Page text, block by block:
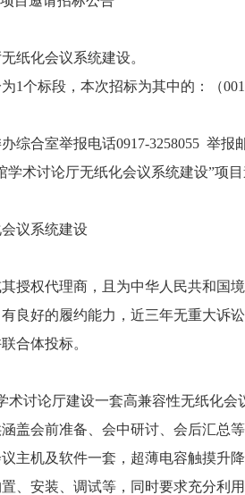
纸化会议系统建设。
1个标段，本次招标为其中的：（
综合室举报电话0917-3258055 举报
术讨论厅无纸化会议系统建设”项
议系统建设
授权代理商，且为中华人民共和国
良好的履约能力，近三年无重大
合体投标。
术讨论厅建设一套高兼容性无纸化
盖会前准备、会中研讨、会后汇总
主机及软件一套，超薄电容触摸升
、安装、调试等，同时要求充分利